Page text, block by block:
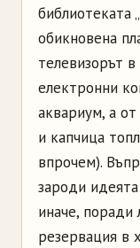
библиотеката
обикновена
телевизорът
електронни
аквариум, а
и капчица
впрочем).
зароди
иначе, поради
резервация в